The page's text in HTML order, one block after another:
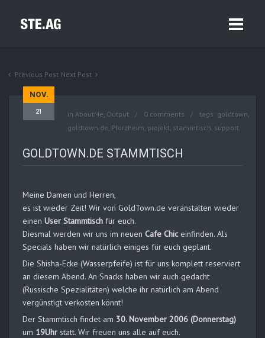
Previous Post Next Post
NOV.
21 in AboutMe, Output 0 comments tags: goldtown,
goldtown.de, Pforzheim, projekt, stammtisch, support
GOLDTOWN.DE STAMMTISCH
Meine Damen und Herren,
es ist wieder Zeit! Wir von GoldTown.de veranstalten wieder
einen User Stammtisch für euch.
Diesmal werden wir uns im neuen Cafe Chiceinfinden. Als
Specials haben wir natürlich einiges für euch geplant.
Die Shisha-Ecke (Wasserpfeife) ist für uns komplett reserviert
an diesem Abend. An Snacks haben wir auch gedacht
(Russische Spezialitäten) welche ihr natürlich am Abend
vergünstigt verkosten könnt!
Der Stammtisch findet am 30. November 2006 (Donnerstag)
um 19Uhr statt. Wir freuen uns alle auf euch.